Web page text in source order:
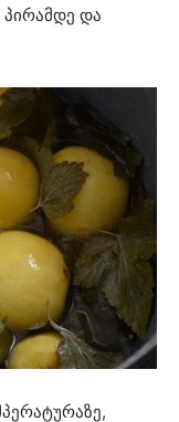
და